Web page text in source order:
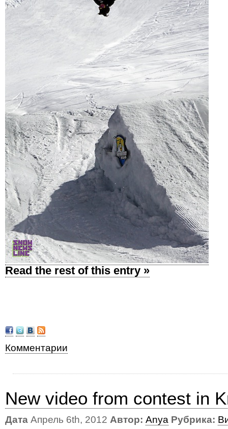
Read the rest of this entry »
Комментарии
New video from contest in
Дата Апрель 6th, 2012 Автор: Anya Рубрика: